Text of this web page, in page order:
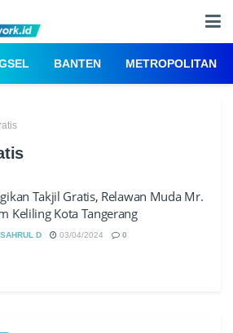
BANTEN METROPOLITAN
Takjil Gratis, Relawan Muda Mr.
Keliling Kota Tangerang
SAHRUL D 03/04/2024 0